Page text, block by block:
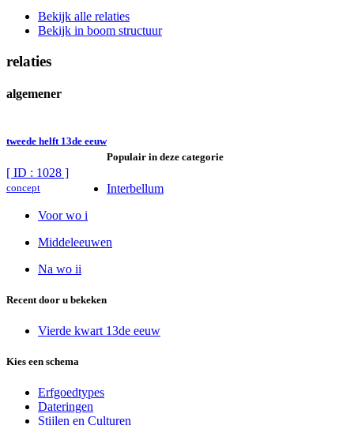
Bekijk alle relaties
Bekijk in boom structuur
relaties
algemener
tweede helft 13de eeuw
[ ID : 1028 ]
concept
Populair in deze categorie
Interbellum
Voor wo i
Middeleeuwen
Na wo ii
Recent door u bekeken
Vierde kwart 13de eeuw
Kies een schema
Erfgoedtypes
Dateringen
Stijlen en Culturen